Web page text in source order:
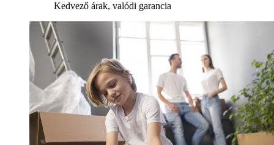
Kedvező árak, valódi garancia